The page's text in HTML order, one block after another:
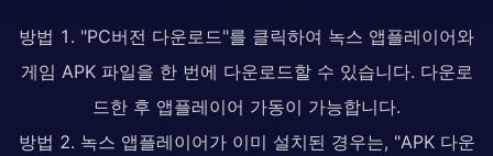
방법 1. "PC버전 다운로드"를 클릭하여 녹스 앱플레이어와
게임 APK 파일을 한 번에 다운로드할 수 있습니다. 다운로
드한 후 앱플레이어 가동이 가능합니다.
방법 2. 녹스 앱플레이어가 이미 설치된 경우는, "APK 다운